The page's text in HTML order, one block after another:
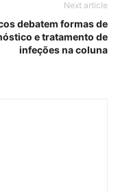
Next article
debatem formas de
e tratamento de
infeções na coluna